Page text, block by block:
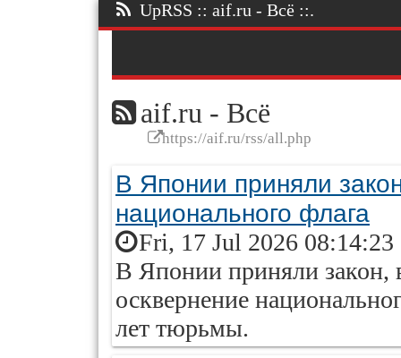
UpRSS :: aif.ru - Всё ::.
aif.ru - Всё
https://aif.ru/rss/all.php
В Японии приняли
национального флага
Fri, 17 Jul 2026 08:14:23
В Японии приняли закон,
осквернение
лет тюрьмы.